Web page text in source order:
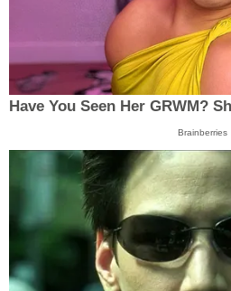
Have You Seen Her GRWM?
Brainberries